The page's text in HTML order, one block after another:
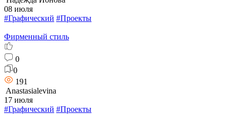
08 июля
#Графический #Проекты
Фирменный стиль
0
0
191
Anastasialevina
17 июля
#Графический #Проекты